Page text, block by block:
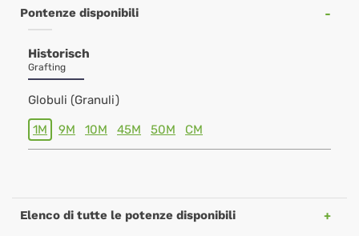
Pontenze disponibili
Historisch
Grafting
Globuli (Granuli)
1M 9M 10M 45M 50M CM
Elenco di tutte le potenze disponibili